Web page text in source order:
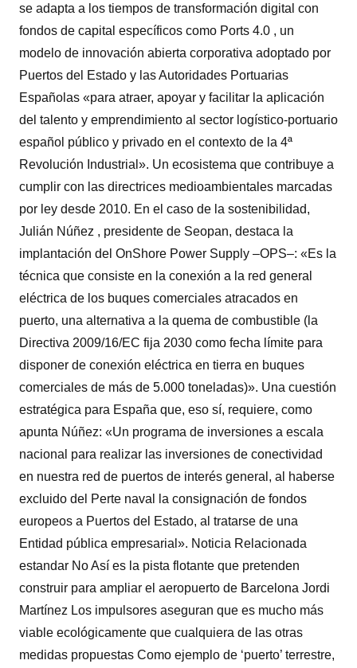
se adapta a los tiempos de transformación digital con
fondos de capital específicos como Ports 4.0 , un
modelo de innovación abierta corporativa adoptado por
Puertos del Estado y las Autoridades Portuarias
Españolas «para atraer, apoyar y facilitar la aplicación
del talento y emprendimiento al sector logístico-portuario
español público y privado en el contexto de la 4ª
Revolución Industrial». Un ecosistema que contribuye a
cumplir con las directrices medioambientales marcadas
por ley desde 2010. En el caso de la sostenibilidad,
Julián Núñez , presidente de Seopan, destaca la
implantación del OnShore Power Supply –OPS–: «Es la
técnica que consiste en la conexión a la red general
eléctrica de los buques comerciales atracados en
puerto, una alternativa a la quema de combustible (la
Directiva 2009/16/EC fija 2030 como fecha límite para
disponer de conexión eléctrica en tierra en buques
comerciales de más de 5.000 toneladas)». Una cuestión
estratégica para España que, eso sí, requiere, como
apunta Núñez: «Un programa de inversiones a escala
nacional para realizar las inversiones de conectividad
en nuestra red de puertos de interés general, al haberse
excluido del Perte naval la consignación de fondos
europeos a Puertos del Estado, al tratarse de una
Entidad pública empresarial». Noticia Relacionada
estandar No Así es la pista flotante que pretenden
construir para ampliar el aeropuerto de Barcelona Jordi
Martínez Los impulsores aseguran que es mucho más
viable ecológicamente que cualquiera de las otras
medidas propuestas Como ejemplo de ‘puerto’ terrestre,